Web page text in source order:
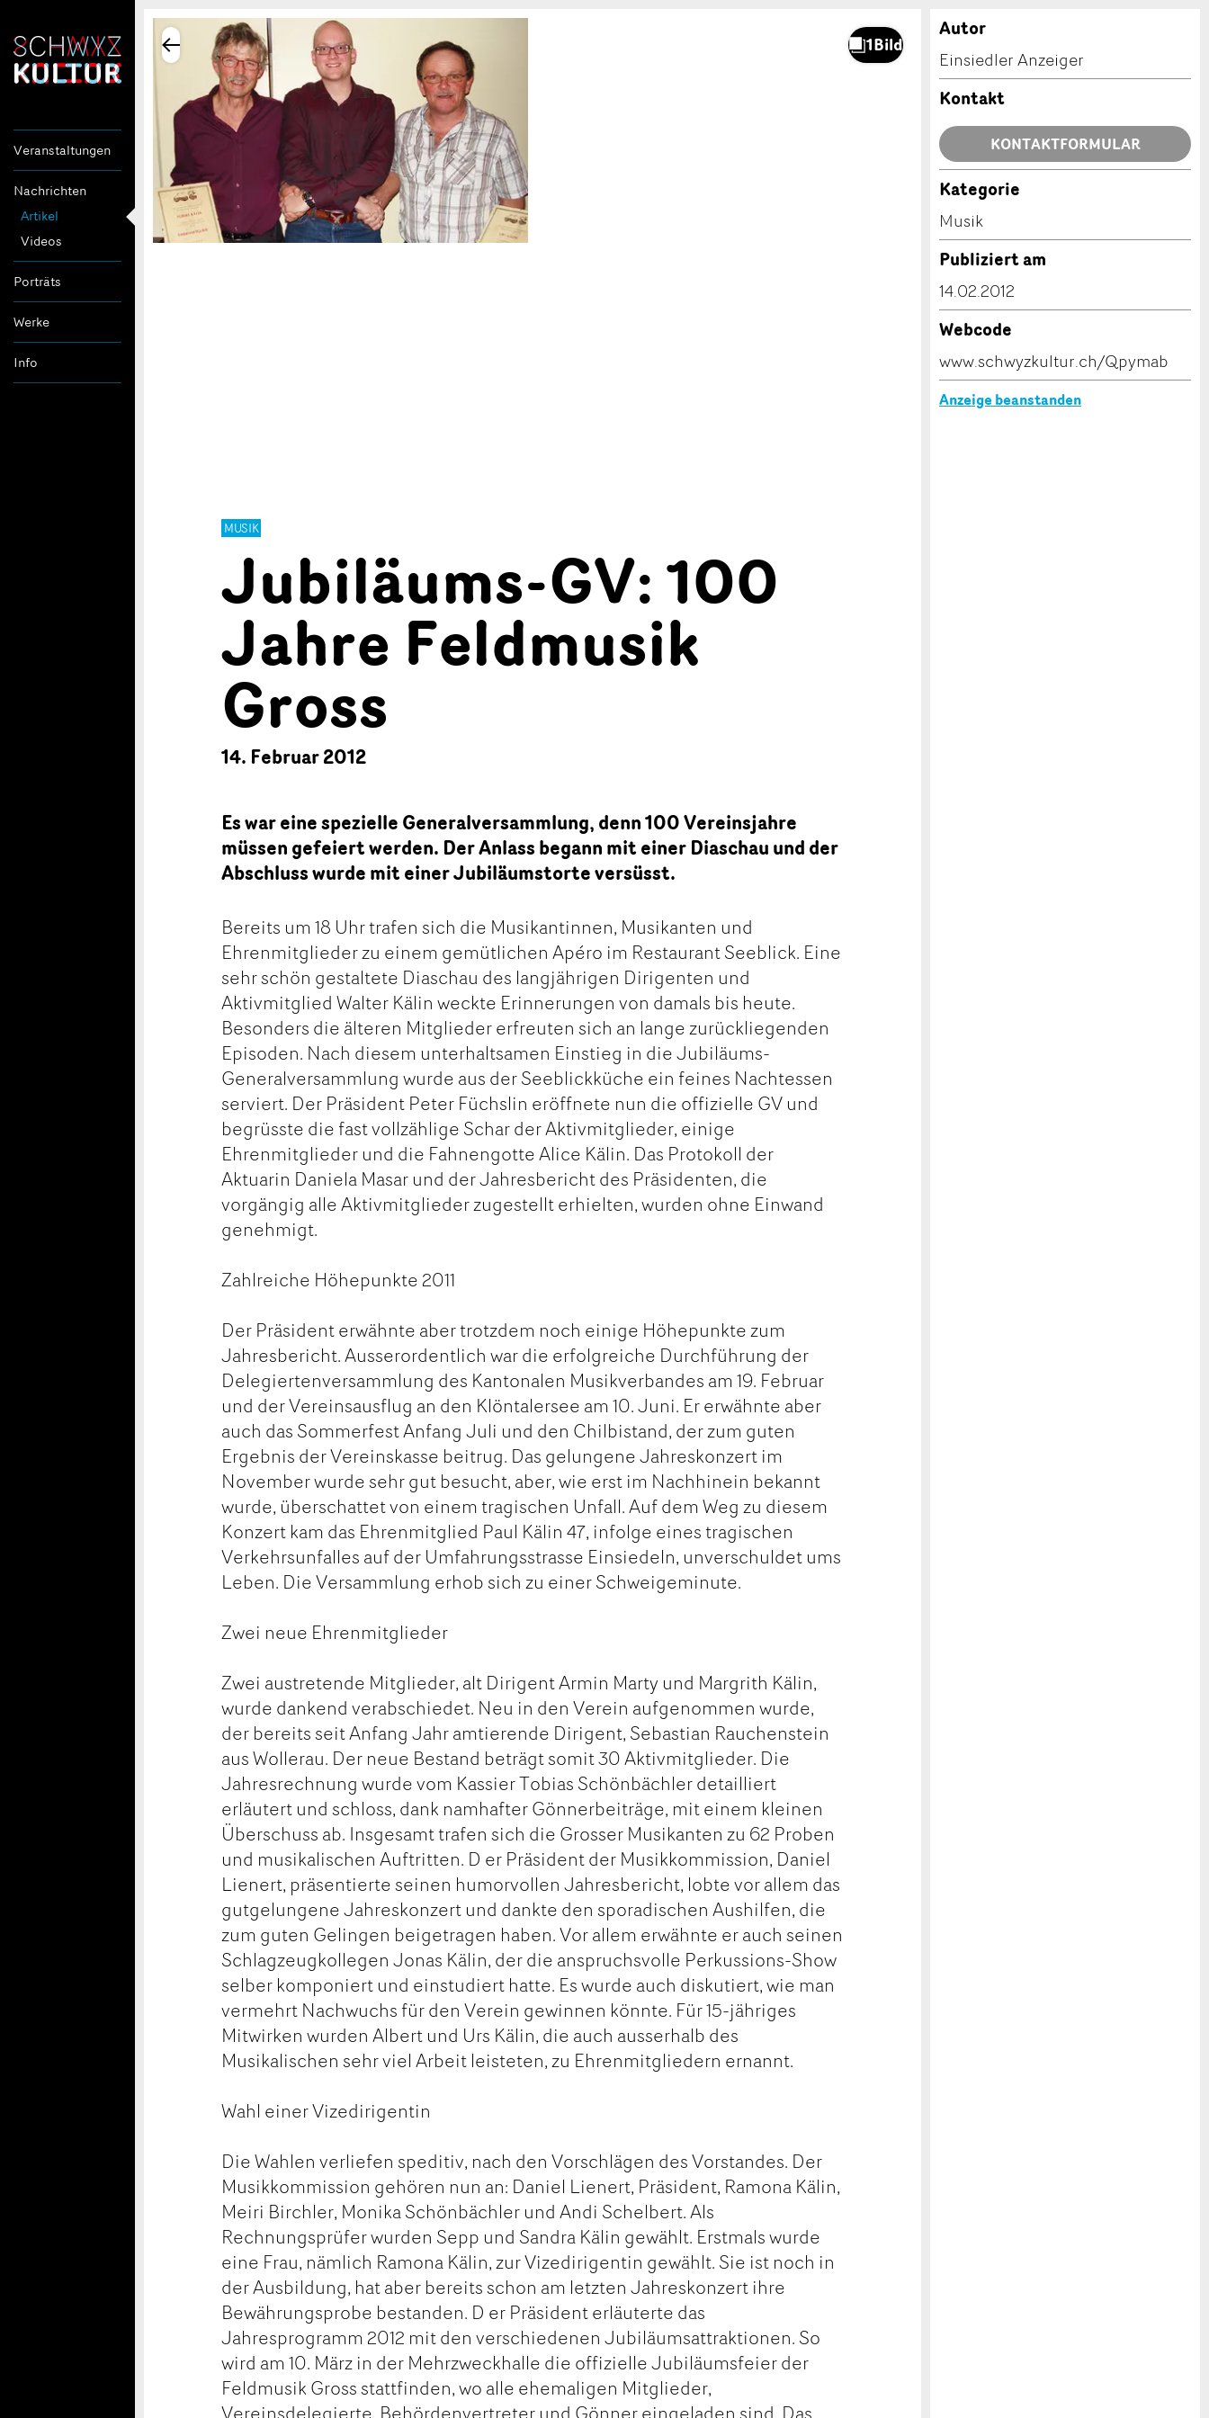
Veranstaltungen
Nachrichten
Artikel
Videos
Porträts
Werke
Info
MUSIK
Jubiläums-GV: 100
Jahre Feldmusik
Gross
14. Februar 2012
Es war eine spezielle Generalversammlung, denn 100 Vereinsjahre
müssen gefeiert werden. Der Anlass begann mit einer Diaschau und der
Abschluss wurde mit einer Jubiläumstorte versüsst.
Bereits um 18 Uhr trafen sich die Musikantinnen, Musikanten und
Ehrenmitglieder zu einem gemütlichen Apéro im Restaurant Seeblick. Eine
sehr schön gestaltete Diaschau des langjährigen Dirigenten und
Aktivmitglied Walter Kälin weckte Erinnerungen von damals bis heute.
Besonders die älteren Mitglieder erfreuten sich an lange zurückliegenden
Episoden. Nach diesem unterhaltsamen Einstieg in die Jubiläums-
Generalversammlung wurde aus der Seeblickküche ein feines Nachtessen
serviert. Der Präsident Peter Füchslin eröffnete nun die offizielle GV und
begrüsste die fast vollzählige Schar der Aktivmitglieder, einige
Ehrenmitglieder und die Fahnengotte Alice Kälin. Das Protokoll der
Aktuarin Daniela Masar und der Jahresbericht des Präsidenten, die
vorgängig alle Aktivmitglieder zugestellt erhielten, wurden ohne Einwand
genehmigt.
Zahlreiche Höhepunkte 2011
Der Präsident erwähnte aber trotzdem noch einige Höhepunkte zum
Jahresbericht. Ausserordentlich war die erfolgreiche Durchführung der
Delegiertenversammlung des Kantonalen Musikverbandes am 19. Februar
und der Vereinsausflug an den Klöntalersee am 10. Juni. Er erwähnte aber
auch das Sommerfest Anfang Juli und den Chilbistand, der zum guten
Ergebnis der Vereinskasse beitrug. Das gelungene Jahreskonzert im
November wurde sehr gut besucht, aber, wie erst im Nachhinein bekannt
wurde, überschattet von einem tragischen Unfall. Auf dem Weg zu diesem
Konzert kam das Ehrenmitglied Paul Kälin 47, infolge eines tragischen
Verkehrsunfalles auf der Umfahrungsstrasse Einsiedeln, unverschuldet ums
Leben. Die Versammlung erhob sich zu einer Schweigeminute.
Zwei neue Ehrenmitglieder
Zwei austretende Mitglieder, alt Dirigent Armin Marty und Margrith Kälin,
wurde dankend verabschiedet. Neu in den Verein aufgenommen wurde,
der bereits seit Anfang Jahr amtierende Dirigent, Sebastian Rauchenstein
aus Wollerau. Der neue Bestand beträgt somit 30 Aktivmitglieder. Die
Jahresrechnung wurde vom Kassier Tobias Schönbächler detailliert
erläutert und schloss, dank namhafter Gönnerbeiträge, mit einem kleinen
Überschuss ab. Insgesamt trafen sich die Grosser Musikanten zu 62 Proben
und musikalischen Auftritten. D er Präsident der Musikkommission, Daniel
Lienert, präsentierte seinen humorvollen Jahresbericht, lobte vor allem das
gutgelungene Jahreskonzert und dankte den sporadischen Aushilfen, die
zum guten Gelingen beigetragen haben. Vor allem erwähnte er auch seinen
Schlagzeugkollegen Jonas Kälin, der die anspruchsvolle Perkussions-Show
selber komponiert und einstudiert hatte. Es wurde auch diskutiert, wie man
vermehrt Nachwuchs für den Verein gewinnen könnte. Für 15-jähriges
Mitwirken wurden Albert und Urs Kälin, die auch ausserhalb des
Musikalischen sehr viel Arbeit leisteten, zu Ehrenmitgliedern ernannt.
Wahl einer Vizedirigentin
Die Wahlen verliefen speditiv, nach den Vorschlägen des Vorstandes. Der
Musikkommission gehören nun an: Daniel Lienert, Präsident, Ramona Kälin,
Meiri Birchler, Monika Schönbächler und Andi Schelbert. Als
Rechnungsprüfer wurden Sepp und Sandra Kälin gewählt. Erstmals wurde
eine Frau, nämlich Ramona Kälin, zur Vizedirigentin gewählt. Sie ist noch in
der Ausbildung, hat aber bereits schon am letzten Jahreskonzert ihre
Bewährungsprobe bestanden. D er Präsident erläuterte das
Jahresprogramm 2012 mit den verschiedenen Jubiläumsattraktionen. So
wird am 10. März in der Mehrzweckhalle die offizielle Jubiläumsfeier der
Feldmusik Gross stattfinden, wo alle ehemaligen Mitglieder,
Vereinsdelegierte, Behördenvertreter und Gönner eingeladen sind. Das
Autor
Einsiedler Anzeiger
Kontakt
KONTAKTFORMULAR
Kategorie
Musik
Publiziert am
14.02.2012
Webcode
www.schwyzkultur.ch/Qpymab
Anzeige beanstanden